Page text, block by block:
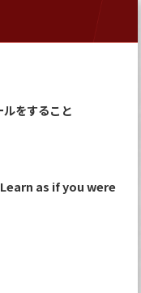
をすること
as if you were